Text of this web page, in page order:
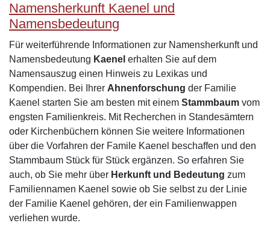
Namensherkunft Kaenel und
Namensbedeutung
Für weiterführende Informationen zur Namensherkunft und
Namensbedeutung Kaenel erhalten Sie auf dem
Namensauszug einen Hinweis zu Lexikas und
Kompendien. Bei Ihrer Ahnenforschung der Familie
Kaenel starten Sie am besten mit einem Stammbaum vom
engsten Familienkreis. Mit Recherchen in Standesämtern
oder Kirchenbüchern können Sie weitere Informationen
über die Vorfahren der Famile Kaenel beschaffen und den
Stammbaum Stück für Stück ergänzen. So erfahren Sie
auch, ob Sie mehr über Herkunft und Bedeutung zum
Familiennamen Kaenel sowie ob Sie selbst zu der Linie
der Familie Kaenel gehören, der ein Familienwappen
verliehen wurde.